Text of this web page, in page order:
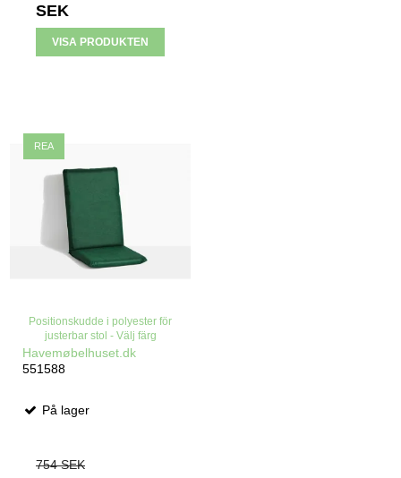
SEK
VISA PRODUKTEN
REA
Positionskudde i polyester för
justerbar stol - Välj färg
Havemøbelhuset.dk
551588
På lager
754 SEK